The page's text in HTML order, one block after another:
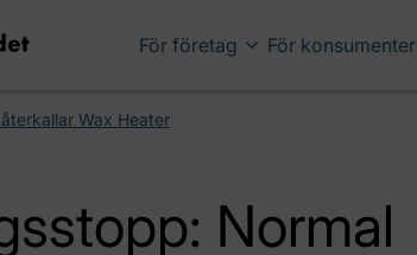
För företag För konsumenter
Wax Heater
Normal